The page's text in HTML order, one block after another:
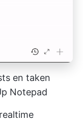
en taken
Notepad